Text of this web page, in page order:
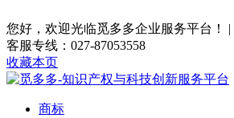
您好，欢迎光临觅多多企业服务平台！ |
客服专线：027-87053558
收藏本页
商标